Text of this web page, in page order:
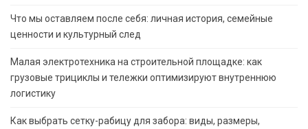
Что мы оставляем после себя: личная история, семейные
ценности и культурный след
Малая электротехника на строительной площадке: как
грузовые трициклы и тележки оптимизируют внутреннюю
логистику
Как выбрать сетку-рабицу для забора: виды, размеры,